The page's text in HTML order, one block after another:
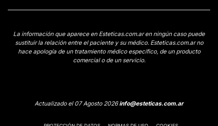
La información que aparece en Esteticas.com.ar en ningún caso puede
sustituir la relación entre el paciente y su médico. Esteticas.com.ar no
hace apología de un tratamiento médico específico, de un producto
comercial o de un servicio.
Actualizado el 07 Agosto 2026info@esteticas.com.ar